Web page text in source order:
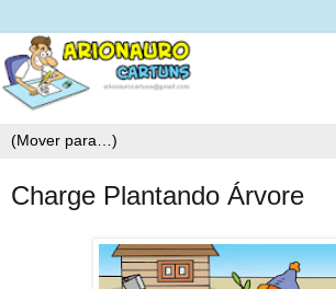
Charge Plantando Árvore